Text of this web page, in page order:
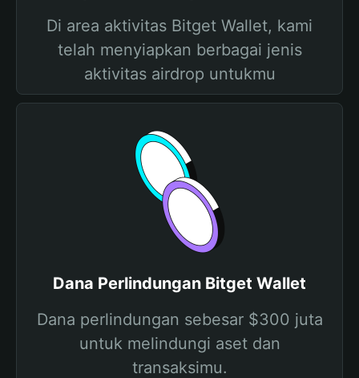
Di area aktivitas Bitget Wallet, kami
telah menyiapkan berbagai jenis
aktivitas airdrop untukmu
Dana Perlindungan Bitget Wallet
Dana perlindungan sebesar $300 juta
untuk melindungi aset dan
transaksimu.